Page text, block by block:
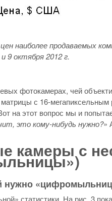
цен наиболее продаваемых
9 октября 2012 г.
фотокамерах, чей
с 16-
на этот вопрос мы и
это кому-нибудь нужно?»
камеры с
нужно
статистики. На рис. 3